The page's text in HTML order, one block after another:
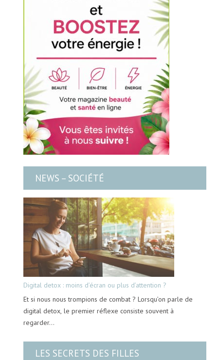
NEWS – SOCIÉTÉ
Digital detox : moins d’écran ou plus d’attention ?
Et si nous nous trompions de combat ? Lorsqu’on parle de
digital detox, le premier réflexe consiste souvent à
regarder…
LES SECRETS DES FILLES